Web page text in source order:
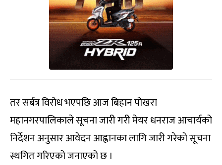
तर सर्बत्र विरोध भएपछि आज बिहान पोखरा
महानगरपालिकाले सूचना जारी गरी मेयर धनराज आचार्यको
निर्देशन अनुसार आवेदन आह्वानका लागि जारी गरेको सूचना
स्थगित गरिएको जनाएको छ ।